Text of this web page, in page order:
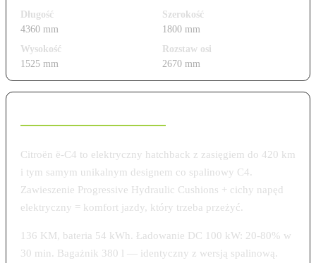
Długość
4360 mm
Szerokość
1800 mm
Wysokość
1525 mm
Rozstaw osi
2670 mm
Citroën ë-C4 to elektryczny hatchback z zasięgiem do 420 km
i tym samym unikalnym designem co spalinowy C4.
Zawieszenie Progressive Hydraulic Cushions + cichy napęd
elektryczny = komfort jazdy, który trzeba przeżyć.
136 KM, bateria 54 kWh. Ładowanie DC 100 kW: 20-80% w
30 min. Bagażnik 380 l — identyczny z wersją spalinową.